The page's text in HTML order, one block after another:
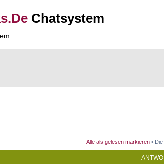
Chatsystem
Alle als gelesen markieren •